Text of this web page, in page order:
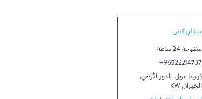
ستاربكس
مفتوحة 24 ساعة
+96522214737
نورما مول، الدور الأرضي,
الخيران,
KW